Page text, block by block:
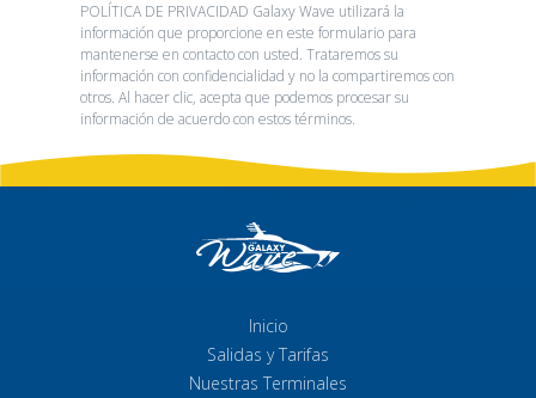
POLÍTICA DE PRIVACIDAD Galaxy Wave utilizará la
información que proporcione en este formulario para
mantenerse en contacto con usted. Trataremos su
información con confidencialidad y no la compartiremos con
otros. Al hacer clic, acepta que podemos procesar su
información de acuerdo con estos términos.
Inicio
Salidas y Tarifas
Nuestras Terminales